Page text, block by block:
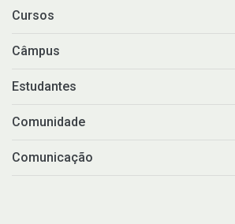
Cursos
Câmpus
Estudantes
Comunidade
Comunicação